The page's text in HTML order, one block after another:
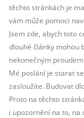
těchto stránkách je
vám může pomoci
Jsem zde, abych toto
dlouhé články mohou
nekonečným
Mé poslání je starat
zasloužíte. Budovat
Proto na těchto
i upozornění na to, na